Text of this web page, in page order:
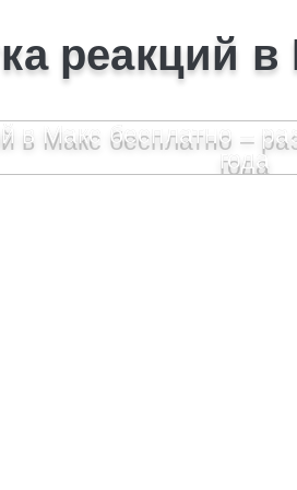
реакций